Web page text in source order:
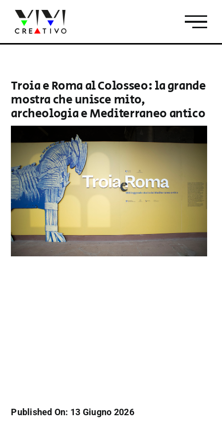
contenuto
Troia e Roma al Colosseo: la grande
mostra che unisce mito,
archeologia e Mediterraneo antico
Published On: 13 Giugno 2026